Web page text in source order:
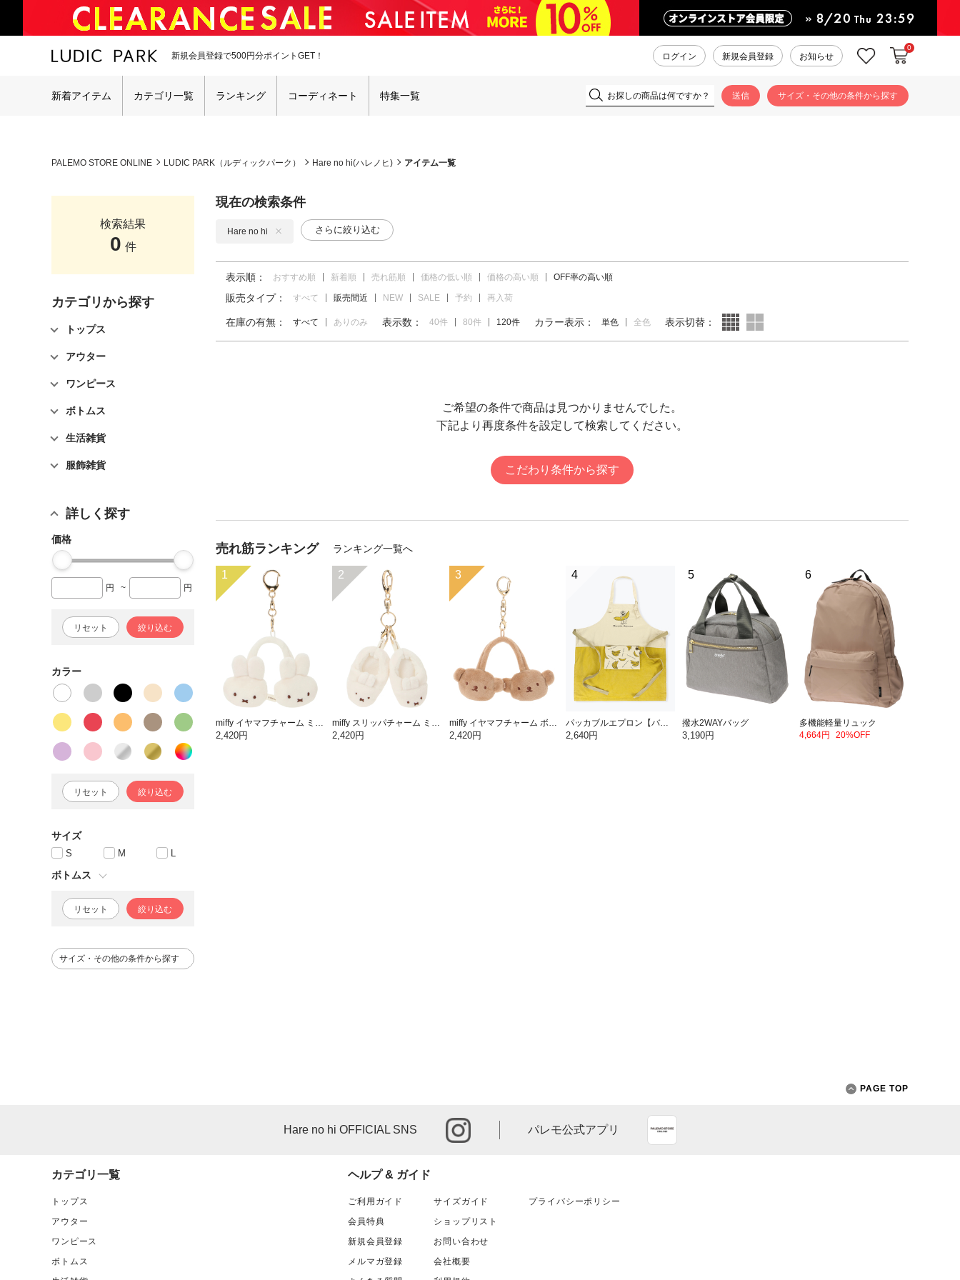
新規会員登録で500円分ポイントGET！ ログイン 新規会員登録 お知らせ お気に入りカートに入
0
新着アイテム カテゴリ一覧 ランキング コーディネート 特集一覧 サイズ・その他の条件から探す
PALEMO STORE ONLINE LUDIC PARK（ルディックパーク） Hare no hi(ハレノヒ) アイテム一覧
検索結果
0 件
カテゴリから探す
トップス
アウター
ワンピース
ボトムス
生活雑貨
服飾雑貨
詳しく探す
価格
円 ~ 円
リセット 絞り込む
カラー
リセット 絞り込む
サイズ
S M L
ボトムス
リセット 絞り込む
サイズ・その他の条件から探す
現在の検索条件
Hare no hi さらに絞り込む
表示順： おすすめ順 新着順 売れ筋順 価格の低い順 価格の高い順 OFF率の高い順
販売タイプ： すべて 販売間近 NEW SALE 予約 再入荷
在庫の有無： すべて ありのみ 表示数： 40件 80件 120件 カラー表示： 単色 全色 表示切替：
ご希望の条件で商品は見つかりませんでした。
下記より再度条件を設定して検索してください。
こだわり条件から探す
売れ筋ランキング ランキング一覧へ
1
miffy イヤマフチャーム ミッフィー【ミッフィー】
2,420円
2
miffy スリッパチャーム ミッフィー【ミッフィー】
2,420円
3
miffy イヤマフチャーム ボリス【ミッフィー】
2,420円
4
パッカブルエプロン【バナナ】
2,640円
5
撥水2WAYバッグ
3,190円
6
多機能軽量リュック
4,664円
20%OFF
PAGE TOP
Hare no hi OFFICIAL SNS
instagram
パレモ公式アプリ
カテゴリ一覧
トップス
アウター
ワンピース
ボトムス
ヘルプ & ガイド
ご利用ガイド
会員特典
新規会員登録
メルマガ登録
サイズガイド
ショップリスト
お問い合わせ
会社概要
プライバシーポリシー